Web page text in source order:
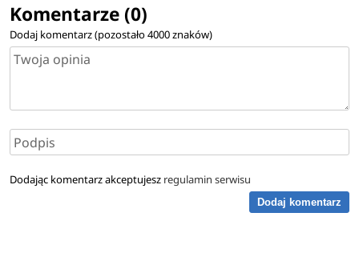
Komentarze (0)
Dodaj komentarz (pozostało4000znaków)
Dodając komentarz akceptujesz regulamin serwisu
Dodaj komentarz